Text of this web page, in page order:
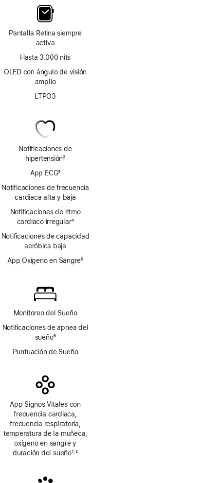
Pantalla Retina siempre
activa
Hasta 3.000 nits
OLED con ángulo de visión
amplio
LTPO3
Notificaciones de
hipertensión
pie
2
App ECG
a
pie
de
página
3
Notificaciones de frecuencia
cardiaca alta y baja
Notificaciones de ritmo
cardiaco irregular
a
de
4
Notificaciones de capacidad
aeróbica baja
App Oxígeno en Sangre
página
5
Monitoreo del Sueño
Notificaciones de apnea del
sueño6
Puntuación de Sueño
App Signos Vitales con
frecuencia cardiaca,
frecuencia respiratoria,
temperatura de la muñeca,
oxígeno en sangre y
duración del sueño7 ,5